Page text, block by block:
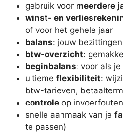
gebruik voor meerdere
winst- en
of voor het gehele jaar
balans: jouw
btw-overzicht:
beginbalans: voor als
ultieme flexibiliteit:
btw-tarieven,
controleop invoerfouten
snelle aanmaak van je
te passen)